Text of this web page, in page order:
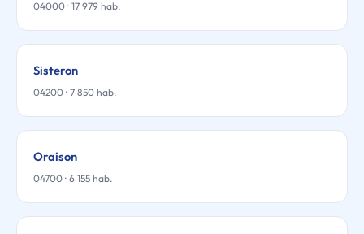
04000 · 17 979 hab.
Sisteron
04200 · 7 850 hab.
Oraison
04700 · 6 155 hab.